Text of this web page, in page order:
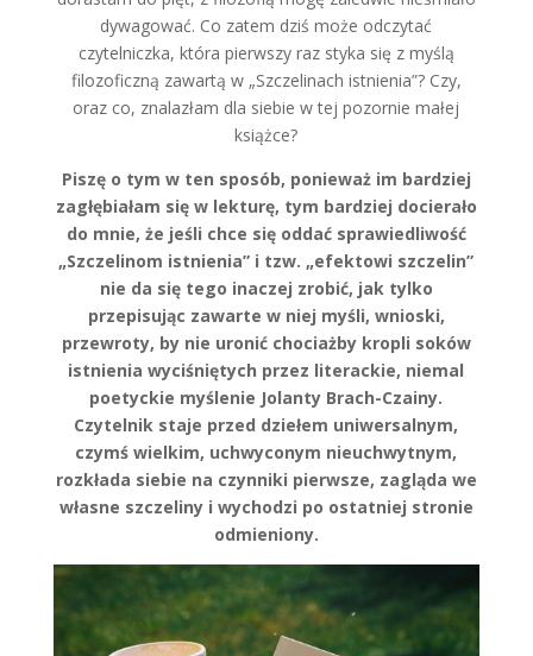
dywagować. Co zatem dziś może odczytać
czytelniczka, która pierwszy raz styka się z myślą
filozoficzną zawartą w „Szczelinach istnienia”? Czy,
oraz co, znalazłam dla siebie w tej pozornie małej
książce?
Piszę o tym w ten sposób, ponieważ im bardziej
zagłębiałam się w lekturę, tym bardziej docierało
do mnie, że jeśli chce się oddać sprawiedliwość
„Szczelinom istnienia” i tzw. „efektowi szczelin”
nie da się tego inaczej zrobić, jak tylko
przepisując zawarte w niej myśli, wnioski,
przewroty, by nie uronić chociażby kropli soków
istnienia wyciśniętych przez literackie, niemal
poetyckie myślenie Jolanty Brach-Czainy.
Czytelnik staje przed dziełem uniwersalnym,
czymś wielkim, uchwyconym nieuchwytnym,
rozkłada siebie na czynniki pierwsze, zagląda we
własne szczeliny i wychodzi po ostatniej stronie
odmieniony.